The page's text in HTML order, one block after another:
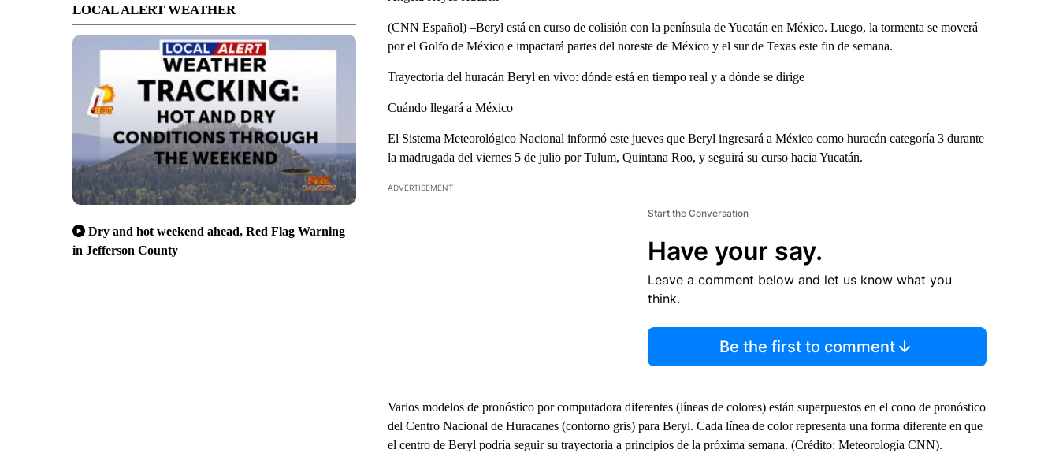
LOCAL ALERT WEATHER
Dry and hot weekend ahead, Red Flag Warning
in Jefferson County
(CNN Español) –Beryl está en curso de colisión con la península de Yucatán en México. Luego, la tormenta se moverá
por el Golfo de México e impactará partes del noreste de México y el sur de Texas este fin de semana.
Trayectoria del huracán Beryl en vivo: dónde está en tiempo real y a dónde se dirige
Cuándo llegará a México
El Sistema Meteorológico Nacional informó este jueves que Beryl ingresará a México como huracán categoría 3 durante
la madrugada del viernes 5 de julio por Tulum, Quintana Roo, y seguirá su curso hacia Yucatán.
ADVERTISEMENT
Start the Conversation
Have your say.
Leave a comment below and let us know what you
think.
Be the first to comment
Varios modelos de pronóstico por computadora diferentes (líneas de colores) están superpuestos en el cono de pronóstico
del Centro Nacional de Huracanes (contorno gris) para Beryl. Cada línea de color representa una forma diferente en que
el centro de Beryl podría seguir su trayectoria a principios de la próxima semana. (Crédito: Meteorología CNN).